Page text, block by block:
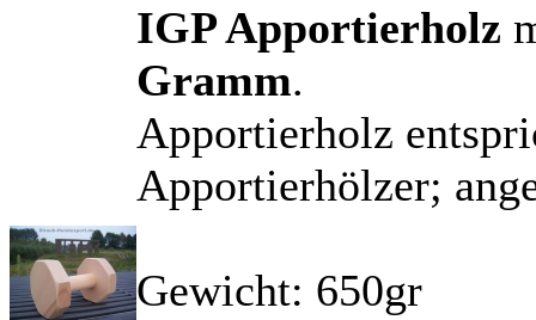
IGP Apportierholz
Gramm.
Apportierholz
Apportierhölzer;
Gewicht: 650gr